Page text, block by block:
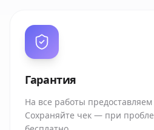
Гарантия
На все работы
Сохраняйте чек — при